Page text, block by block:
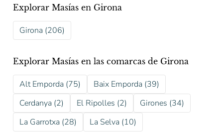
Explorar Masías en Girona
Girona (206)
Explorar Masías en las comarcas de Girona
Alt Emporda (75)
Baix Emporda (39)
Cerdanya (2)
El Ripolles (2)
Girones (34)
La Garrotxa (28)
La Selva (10)